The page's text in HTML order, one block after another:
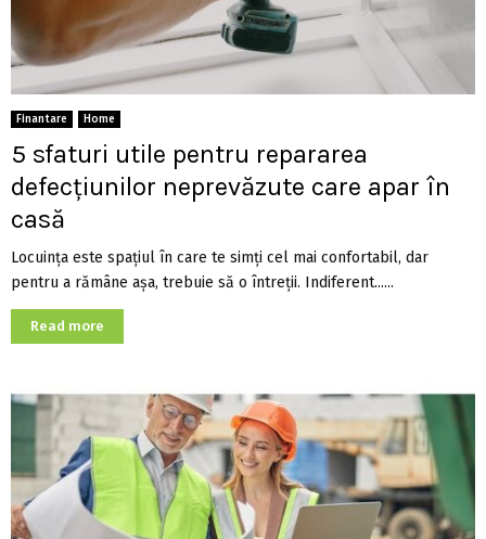
Finantare Home
5 sfaturi utile pentru repararea
defecțiunilor neprevăzute care apar în
casă
Locuința este spațiul în care te simți cel mai confortabil, dar
pentru a rămâne așa, trebuie să o întreții. Indiferent......
Read more